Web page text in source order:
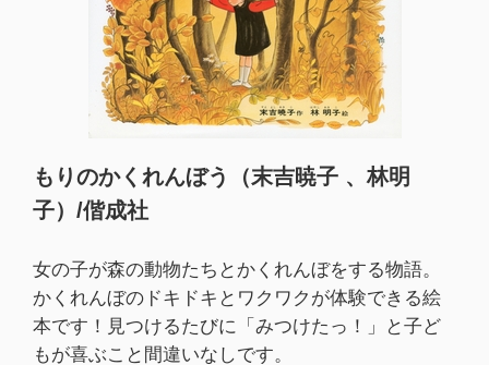
もりのかくれんぼう（末吉暁子 、林明
子）/偕成社
女の子が森の動物たちとかくれんぼをする物語。
かくれんぼのドキドキとワクワクが体験できる絵
本です！見つけるたびに「みつけたっ！」と子ど
もが喜ぶこと間違いなしです。